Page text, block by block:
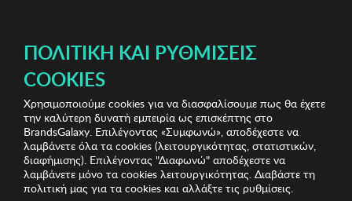
Jewels Shop Γυναικεία Σκουλαρίκια
Γυναικεία
Σκουλαρίκια Regina
Jewels Shop
ΠΟΛΙΤΙΚΉ ΚΑΙ ΡΥΘΜΊΣΕΙΣ
COOKIES
Χρησιμοποιούμε cookies για να διασφαλίσουμε πως θα έχετε
την καλύτερη δυνατή εμπειρία ως επισκέπτης στο
BrandsGalaxy. Επιλέγοντας «Συμφωνώ», αποδέχεστε να
λαμβάνετε όλα τα cookies (λειτουργικότητας, στατιστικών,
διαφήμισης). Επιλέγοντας "Διαφωνώ" αποδέχεστε να
λαμβάνετε μόνο τα cookies λειτουργικότητας. Διαβάστε τη
πολιτική μας για τα cookies και αλλάξτε τις ρυθμίσεις.